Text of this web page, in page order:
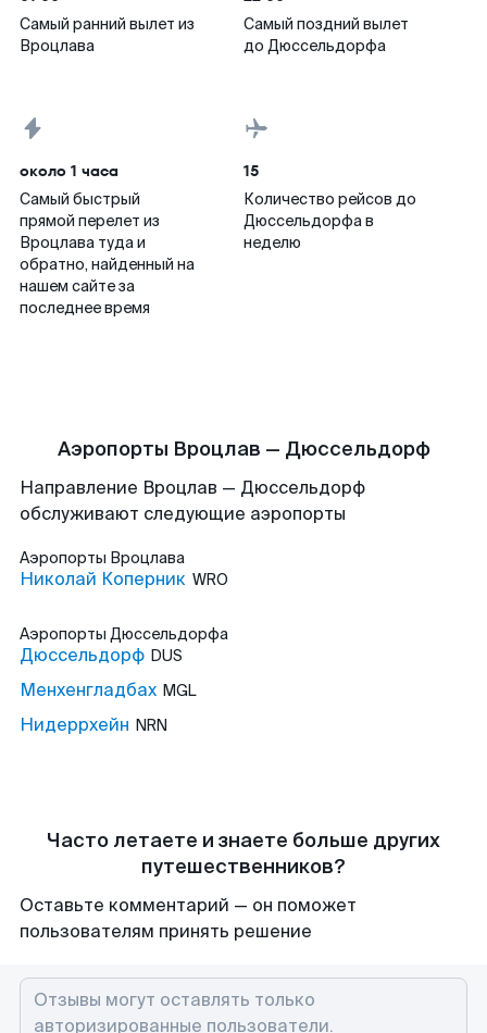
Самый ранний вылет из
Вроцлава
Самый поздний вылет
до Дюссельдорфа
около 1 часа
Самый быстрый
прямой перелет из
Вроцлава туда и
обратно, найденный на
нашем сайте за
последнее время
15
Количество рейсов до
Дюссельдорфа в
неделю
Аэропорты Вроцлав — Дюссельдорф
Направление Вроцлав — Дюссельдорф
обслуживают следующие аэропорты
Аэропорты Вроцлава
Николай Коперник WRO
Аэропорты Дюссельдорфа
Дюссельдорф DUS
Менхенгладбах MGL
Нидеррхейн NRN
Часто летаете и знаете больше других
путешественников?
Оставьте комментарий — он поможет
пользователям принять решение